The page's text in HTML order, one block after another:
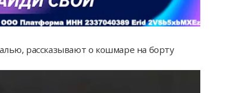
рассказывают о кошмаре на борту